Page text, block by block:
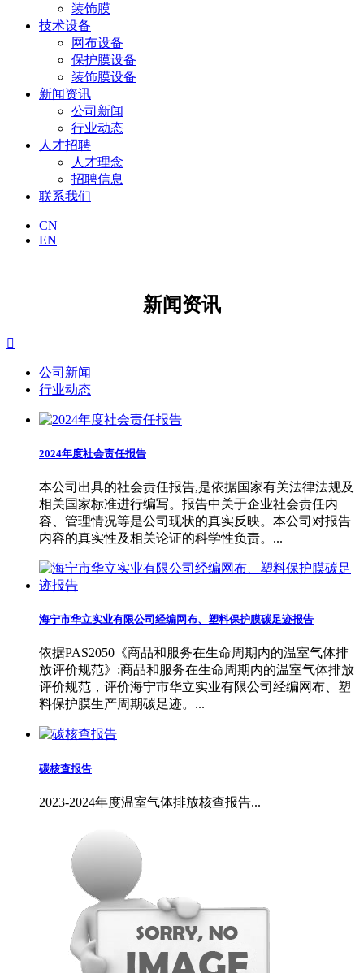
装饰膜
技术设备
网布设备
保护膜设备
装饰膜设备
新闻资讯
公司新闻
行业动态
人才招聘
人才理念
招聘信息
联系我们
CN
EN
新闻资讯

公司新闻
行业动态
2024年度社会责任报告
本公司出具的社会责任报告,是依据国家有关法律法规及
相关国家标准进行编写。报告中关于企业社会责任内
容、管理情况等是公司现状的真实反映。本公司对报告
内容的真实性及相关论证的科学性负责。...
海宁市华立实业有限公司经编网布、塑料保护膜碳足迹报告
依据PAS2050《商品和服务在生命周期内的温室气体排
放评价规范》:商品和服务在生命周期内的温室气体排放
评价规范，评价海宁市华立实业有限公司经编网布、塑
料保护膜生产周期碳足迹。...
碳核查报告
2023-2024年度温室气体排放核查报告...